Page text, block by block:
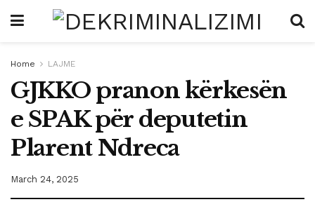
Home LAJME
GJKKO pranon kërkesën
e SPAK për deputetin
Plarent Ndreca
March 24, 2025